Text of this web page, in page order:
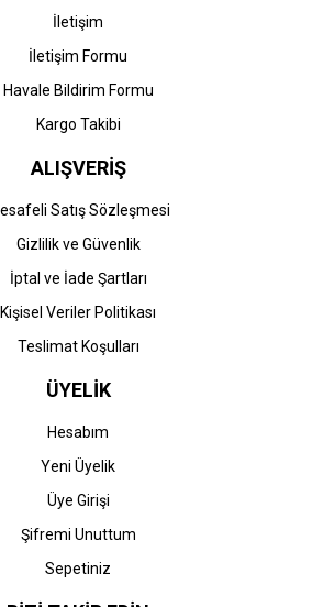
0,00 TL
(C-
STOK BİLGİSİNİ SORUNUZ
Canon
Canon imageRUNNER
Advance C3320i Yazıcı (C-
EXV 49)
0,00 TL
Canon
İletişim
İletişim Formu
Havale Bildirim Formu
Kargo Takibi
ALIŞVERİŞ
Satış Sözleşmesi
Gizlilik ve Güvenlik
İptal ve İade Şartları
Kişisel Veriler Politikası
Teslimat Koşulları
ÜYELİK
Hesabım
Yeni Üyelik
Üye Girişi
Şifremi Unuttum
Sepetiniz